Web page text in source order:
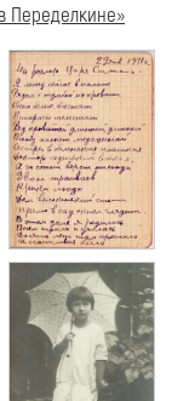
Переделкине»